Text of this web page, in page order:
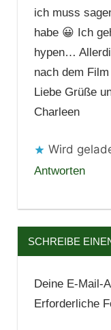
ich muss
habe 😀 Ich
hypen…
nach dem
Liebe Grüße
Charleen
Wird
Antworten
SCHREIBE
Deine E-Mail-
Erforderliche